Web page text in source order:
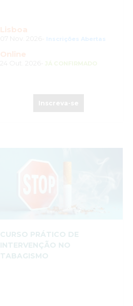
Lisboa
Inscrições Abertas
Online
JÁ CONFIRMADO
CURSO PRÁTICO DE
INTERVENÇÃO NO
TABAGISMO